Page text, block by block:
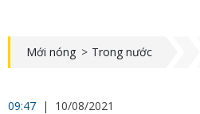
Mới nóng > Trong nước
09:47 | 10/08/2021